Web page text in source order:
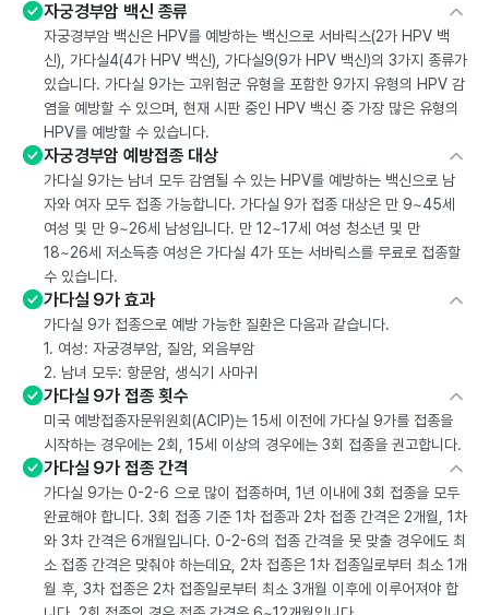
자궁경부암 백신 종류
자궁경부암 백신은 HPV를 예방하는 백신으로 서바릭스(2가 HPV 백
신), 가다실4(4가 HPV 백신), 가다실9(9가 HPV 백신)의 3가지 종류가
있습니다. 가다실 9가는 고위험군 유형을 포함한 9가지 유형의 HPV 감
염을 예방할 수 있으며, 현재 시판 중인 HPV 백신 중 가장 많은 유형의
HPV를 예방할 수 있습니다.
자궁경부암 예방접종 대상
가다실 9가는 남녀 모두 감염될 수 있는 HPV를 예방하는 백신으로 남
자와 여자 모두 접종 가능합니다. 가다실 9가 접종 대상은 만 9~45세
여성 및 만 9~26세 남성입니다. 만 12~17세 여성 청소년 및 만
18~26세 저소득층 여성은 가다실 4가 또는 서바릭스를 무료로 접종할
수 있습니다.
가다실 9가 효과
가다실 9가 접종으로 예방 가능한 질환은 다음과 같습니다.
1. 여성: 자궁경부암, 질암, 외음부암
2. 남녀 모두: 항문암, 생식기 사마귀
가다실 9가 접종 횟수
미국 예방접종자문위원회(ACIP)는 15세 이전에 가다실 9가를 접종을
시작하는 경우에는 2회, 15세 이상의 경우에는 3회 접종을 권고합니다.
가다실 9가 접종 간격
가다실 9가는 0-2-6 으로 많이 접종하며, 1년 이내에 3회 접종을 모두
완료해야 합니다. 3회 접종 기준 1차 접종과 2차 접종 간격은 2개월, 1차
와 3차 간격은 6개월입니다. 0-2-6의 접종 간격을 못 맞출 경우에도 최
소 접종 간격은 맞춰야 하는데요, 2차 접종은 1차 접종일로부터 최소 1개
월 후, 3차 접종은 2차 접종일로부터 최소 3개월 이후에 이루어져야 합